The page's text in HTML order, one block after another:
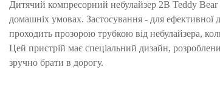
Дитячий компресорний небулайзер 2B Teddy Bear
домашніх умовах. Застосування - для ефективної
проходить прозорою трубкою від небулайзера,
Цей пристрій має спеціальний дизайн,
зручно брати в дорогу.